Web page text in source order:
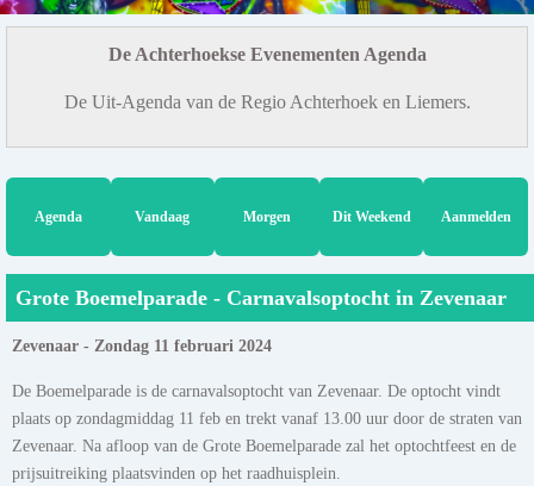
De Achterhoekse Evenementen Agenda
De Uit-Agenda van de Regio Achterhoek en Liemers.
Agenda Vandaag Morgen Dit Weekend Aanmelden
Grote Boemelparade - Carnavalsoptocht in Zevenaar
Zevenaar - Zondag 11 februari 2024
De Boemelparade is de carnavalsoptocht van Zevenaar. De optocht vindt
plaats op zondagmiddag 11 feb en trekt vanaf 13.00 uur door de straten van
Zevenaar. Na afloop van de Grote Boemelparade zal het optochtfeest en de
prijsuitreiking plaatsvinden op het raadhuisplein.